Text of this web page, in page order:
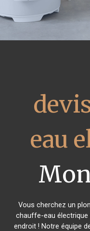
eau
Vous cherchez un
chauffe-eau électrique
endroit ! Notre équipe